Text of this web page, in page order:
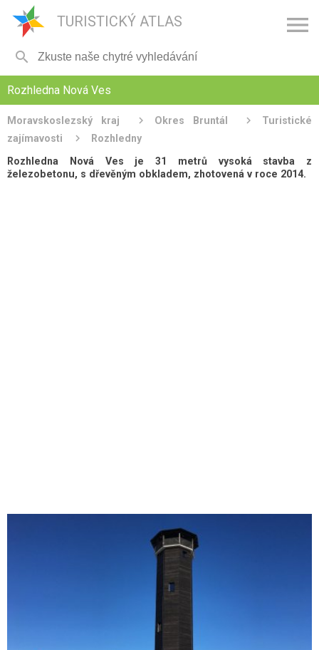
TURISTICKÝ ATLAS 

Rozhledna Nová Ves
Moravskoslezský kraj Okres Bruntál
Turistické
zajímavosti
Rozhledny
Rozhledna Nová Ves je 31 metrů vysoká stavba z
železobetonu, s dřevěným obkladem, zhotovená v roce 2014.